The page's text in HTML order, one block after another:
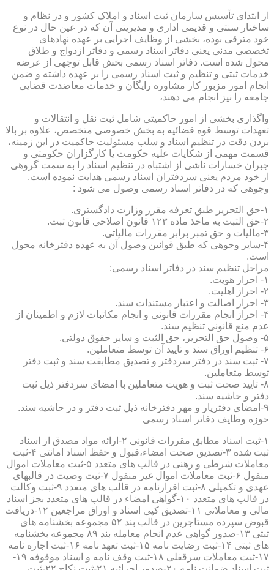
از ابتدای تأسیس سازمان ثبت اسناد و املاک کشور و در نظام و
ساختار سنتی و قدیمی اداری و مدیریتی آن که در عین حال در نوع
خود مترقی بوده، بخشی از وظایف اجرایی بر عهده نهادهای
تخصصی مدنی یعنی دفاتر اسناد رسمی و دفاتر ازدواج و طلاق
محول شده است. دفاتر اسناد رسمی بخش قابل توجهی از عرضه
خدمات ثبتی و تنظیم و ثبت اسناد رسمی را بر عهده داشته و ضمن
انجام امور مزبور کار مشاوره رایگان و خدمات معاضدت قضایی
جامعه را نیز انجام می دهند،
واگذاری بخشی از امور حاکمیتی شامل ثبت نقل و انتقالات و
تعهدات توسط قوه قضائیه به بخش خصوصی متخصص، علاوه بر بالا
بردن دقت در تنظیم اسناد و سلب مسئولیت حاکمیت در این زمینه،
قسمت مهمی از شکایات علیه حکومت یا کارگزاران حکومتی و
جبران خسارات ناشی از اشتباه در تنظیم اسناد را به سمت گروهی
از خود مردم یعنی سردفتران اسناد رسمی هدایت نموده است.
وجوهی که در دفاتر اسناد رسمی وصول می شود :
۱-حق التحریر طبق تعرفه مقرر وزارت دادگستری.
۲-حق الثبت به ماخذ ماده ۱۲۳ قانون اصلاحی قانون ثبت.
۳-مالیات و حق تمبر برابر مقررات مالیاتی.
۴-سایر وجوهی که طبق قوانین وصول آن به عهده دفترخانه محول
است.
مراحل تنظیم سند در دفاتر اسناد رسمی:
۱- احراز هویت.
۲- احراز اهلیت.
۳- احراز اصالت و اعتبار مستندات سند.
۴- احراز انجام مقررات قانونی و انجام مکاتبات لازم و اطمینان از
عدم منع قانونی تنظیم سند.
۵- وصول حق التحریر، حق الثبت و سایر حقوق دولتی.
۶- تنظیم اوراق سند و تایید آن توسط متعاملین.
۷- ثبت سند در دفتر سردفتر و تصدیق مطابقت سند و ثبت دفتر
توسط متعاملین.
۸- تایید صحت ثبت و هویت متعاملین با امضای سردفتر ذیل ثبت
دفتر و حاشیه سند.
۹-امضای دفتریار و مهر دفترخانه ذیل ثبت دفتر و در حاشیه سند.
حوزه وظایف دفاتر اسناد رسمی
۱-ثبت اسناد مطابق مقررات قانونی ۲-ارائه مواد مصدق از اسناد
ثبت شده ۳-تصدیق صحت امضاء،قبول و حفظ اسناد امانتی ۴-ثبت
معاملات شرطی و رهنی در قالب های متعدد ۵-ثبت معاملات اموال
منقول ۶-ثبت معاملات اموال غیر منقول ۷-ثبت وصیت در قالبهای
عهدی و تکمیلی ۸-ثبت اقرارنامه در قالب های متعدد ۹-ثبت وکالت
در قالب های متعدد ۱۰-گواهی امضاء در قالب های متعدد بجز اسناد
مالی و معاملاتی ۱۱-تصدیق کپی اسناد و اوراق مراجعین ۱۲-دریافت
قبوض سپرده مستاجرین در قالب بند ۵۲ مجموعه بخشنامه های
ثبتی ۱۳-صدور گواهی عدم انجام معامله بند ۸۹ مجموعه بخشنامه
های ثبتی ۱۴-ثبت رضایت نامه ۱۵-ثبت تعهد نامه ۱۶-ثبت اجاره نامه
۱۷-ثبت معاملات سرقفلی ۱۸-ثبت وقف نامه و اسناد موقوفه ۱۹-